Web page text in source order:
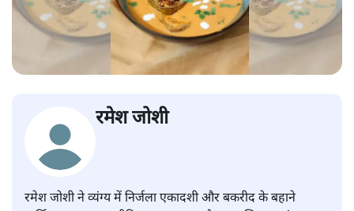
रमेश जोशी
रमेश जोशी ने व्यंग्य में निर्जला एकादशी और बकरीद के बहाने